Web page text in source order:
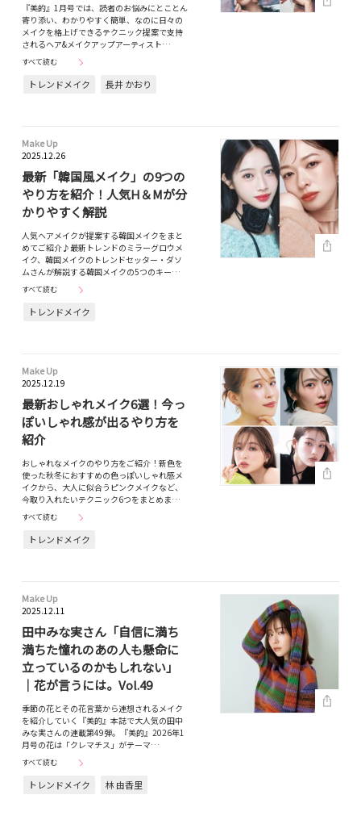
『美的』1月号では、読者のお悩みにとことん
寄り添い、わかりやすく簡単、なのに日々の
メイクを格上げできるテクニック提案で支持
されるヘア&メイクアップアーティスト…
すべて読む
トレンドメイク 長井 かおり
Make Up
2025.12.26
最新「韓国風メイク」の9つの
やり方を紹介！人気H＆Mが分
かりやすく解説
人気ヘアメイクが提案する韓国メイクをまと
めてご紹介♪最新トレンドのミラーグロウメ
イク、韓国メイクのトレンドセッター・ダソ
ムさんが解説する韓国メイクの5つのキー…
すべて読む
トレンドメイク
Make Up
2025.12.19
最新おしゃれメイク6選！今っ
ぽいしゃれ感が出るやり方を
紹介
おしゃれなメイクのやり方をご紹介！新色を
使った秋冬におすすめの色っぽいしゃれ感メ
イクから、大人に似合うピンクメイクなど、
今取り入れたいテクニック6つをまとめま…
すべて読む
トレンドメイク
Make Up
2025.12.11
田中みな実さん「自信に満ち
満ちた憧れのあの人も懸命に
立っているのかもしれない」
｜花が言うには。Vol.49
季節の花とその花言葉から連想されるメイク
を紹介していく『美的』本誌で大人気の田中
みな実さんの連載第49弾。『美的』2026年1
月号の花は「クレマチス」がテーマ…
すべて読む
トレンドメイク 林 由香里